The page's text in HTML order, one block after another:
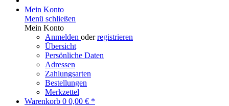
Mein Konto
Menü schließen
Mein Konto
Anmelden oderregistrieren
Übersicht
Persönliche Daten
Adressen
Zahlungsarten
Bestellungen
Merkzettel
Warenkorb 0 0,00 € *